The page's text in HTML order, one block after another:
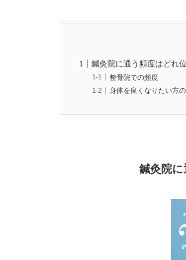
鍼灸院に通う頻度はどれ
整骨院での頻度
身体を良くなりたい方
鍼灸院